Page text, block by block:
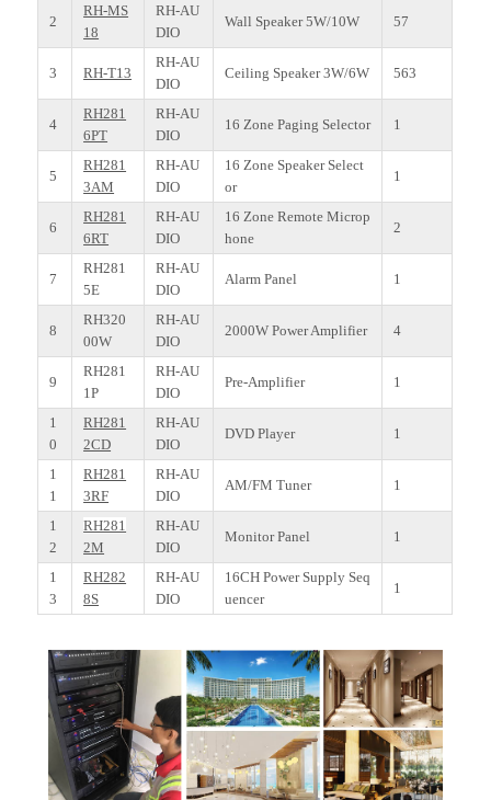
2
RH-MS
18
RH-AU
DIO
Wall Speaker 5W/10W 57
3 RH-T13
RH-AU
DIO
Ceiling Speaker 3W/6W 563
4
RH281
6PT
RH-AU
DIO
16 Zone Paging Selector 1
5
RH281
3AM
RH-AU
DIO
16 Zone Speaker Select
or
1
6
RH281
6RT
RH-AU
DIO
16 Zone Remote Microp
hone
2
7
RH281
5E
RH-AU
DIO
Alarm Panel 1
8
RH320
00W
RH-AU
DIO
2000W Power Amplifier 4
9
RH281
1P
RH-AU
DIO
Pre-Amplifier 1
1
0
RH281
2CD
RH-AU
DIO
DVD Player 1
1
1
RH281
3RF
RH-AU
DIO
AM/FM Tuner 1
1
2
RH281
2M
RH-AU
DIO
Monitor Panel 1
1
3
RH282
8S
RH-AU
DIO
16CH Power Supply Seq
uencer
1